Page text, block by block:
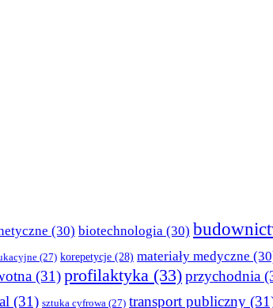
(30) biotechnologia (30)
(27) korepetycje (28) materiały medyczne
(31)profilaktyka (33)przychodnia
(31) sztuka cyfrowa (27) transport publiczny